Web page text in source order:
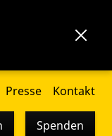
Presse Kontakt
Spenden